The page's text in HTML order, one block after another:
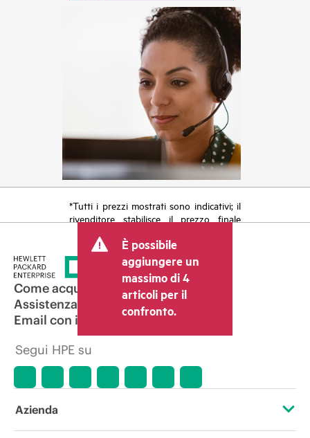
*Tutti i prezzi mostrati sono indicativi; il
rivenditore stabilisce il prezzo finale
costi, come le imposte sulla vendita/IVA
e le spese di spedizione. Il prezzo della
transazione stabilito dal rivenditore può
variare rispetto a quello di altri
rivenditori e al prezzo indicativo
mostrato. I prezzi indicativi possono
includere offerte promozionali a tempo
limitato. HPE si riserva il diritto di
applicare adeguamenti dei prezzi in
variazioni delle condizioni del mercato,
promozione ed errori negli annunci
È possibile
aggiungere un
massimo di 4
articoli per il
confronto.
Come acquistare
Assistenza per i prodotti
Email con il commerciale
Segui HPE su
Azienda